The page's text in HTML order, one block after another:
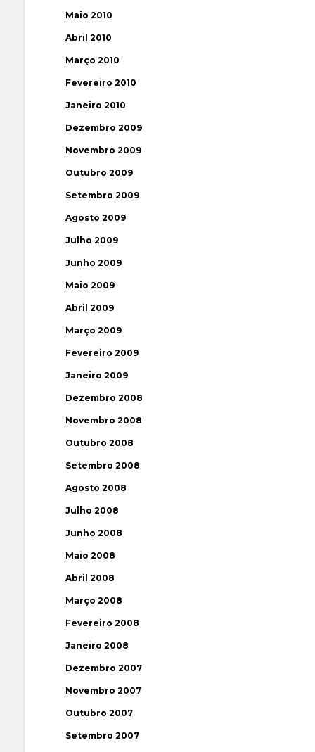
Maio 2010
Abril 2010
Março 2010
Fevereiro 2010
Janeiro 2010
Dezembro 2009
Novembro 2009
Outubro 2009
Setembro 2009
Agosto 2009
Julho 2009
Junho 2009
Maio 2009
Abril 2009
Março 2009
Fevereiro 2009
Janeiro 2009
Dezembro 2008
Novembro 2008
Outubro 2008
Setembro 2008
Agosto 2008
Julho 2008
Junho 2008
Maio 2008
Abril 2008
Março 2008
Fevereiro 2008
Janeiro 2008
Dezembro 2007
Novembro 2007
Outubro 2007
Setembro 2007